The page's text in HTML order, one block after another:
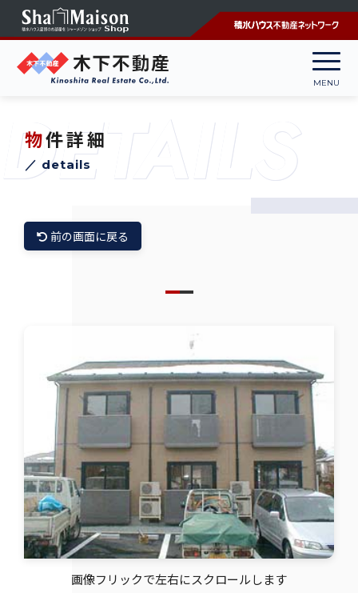
物件詳細
／ details
DETAILS
前の画面に戻る
画像フリックで左右にスクロールします